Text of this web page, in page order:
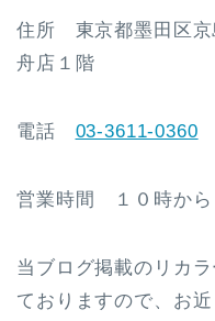
住所 東京都墨田区京
舟店１階
電話 03-3611-0360
営業時間 １０時から
当ブログ掲載のリカ
ておりますので、お